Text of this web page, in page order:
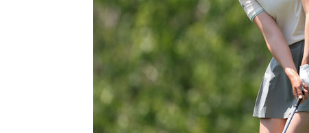
[속보] 노원서 40.1도 관측…서울, 2018년 이후 첫 40도
[속보]종합특검, '계엄 수용공간 확보' 신용해 前교정본
외신들도 주목한 韓축구 파문…"국민적 공분에 수사 재
11시간 압수수색에 성접대 파문까지…'쑥대밭' 된 축구
[속보]규제합리화위원회 부위원장에 김태유 서울대 공대
[속보]국힘 윤리위, '돌려차기 발언' 진종오·서범수 징계
[속보] 7월 중국 수출 23.9%↑ 수입 27.5%↑…무역총